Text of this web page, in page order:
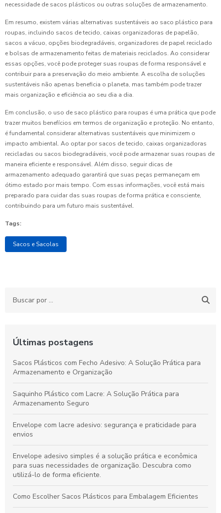
necessidade de sacos plásticos ou outras soluções de armazenamento.
Em resumo, existem várias alternativas sustentáveis ao saco plástico para
roupas, incluindo sacos de tecido, caixas organizadoras de papelão,
sacos a vácuo, opções biodegradáveis, organizadores de papel reciclado
e bolsas de armazenamento feitas de materiais reciclados. Ao considerar
essas opções, você pode proteger suas roupas de forma responsável e
contribuir para a preservação do meio ambiente. A escolha de soluções
sustentáveis não apenas beneficia o planeta, mas também pode trazer
mais organização e eficiência ao seu dia a dia.
Em conclusão, o uso de saco plástico para roupas é uma prática que pode
trazer muitos benefícios em termos de organização e proteção. No entanto,
é fundamental considerar alternativas sustentáveis que minimizem o
impacto ambiental. Ao optar por sacos de tecido, caixas organizadoras
recicladas ou sacos biodegradáveis, você pode armazenar suas roupas de
maneira eficiente e responsável. Além disso, seguir dicas de
armazenamento adequado garantirá que suas peças permaneçam em
ótimo estado por mais tempo. Com essas informações, você está mais
preparado para cuidar das suas roupas de forma prática e consciente,
contribuindo para um futuro mais sustentável.
Tags:
Sacos e Sacolas
Últimas postagens
Sacos Plásticos com Fecho Adesivo: A Solução Prática para
Armazenamento e Organização
Saquinho Plástico com Lacre: A Solução Prática para
Armazenamento Seguro
Envelope com lacre adesivo: segurança e praticidade para
envios
Envelope adesivo simples é a solução prática e econômica
para suas necessidades de organização. Descubra como
utilizá-lo de forma eficiente.
Como Escolher Sacos Plásticos para Embalagem Eficientes